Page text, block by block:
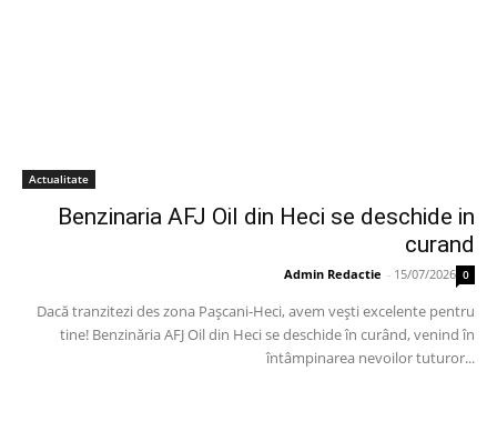
Actualitate
Benzinaria AFJ Oil din Heci se deschide in
curand
Admin Redactie - 15/07/2026 0
Dacă tranzitezi des zona Pașcani-Heci, avem vești excelente pentru
tine! Benzinăria AFJ Oil din Heci se deschide în curând, venind în
întâmpinarea nevoilor tuturor...